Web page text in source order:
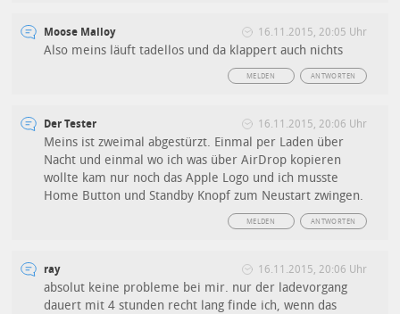
Moose Malloy 16.11.2015, 20:05 Uhr
Also meins läuft tadellos und da klappert auch nichts
ANTWORTEN
MELDEN
Der Tester 16.11.2015, 20:06 Uhr
Meins ist zweimal abgestürzt. Einmal per Laden über
Nacht und einmal wo ich was über AirDrop kopieren
wollte kam nur noch das Apple Logo und ich musste
Home Button und Standby Knopf zum Neustart zwingen.
ANTWORTEN
MELDEN
ray 16.11.2015, 20:06 Uhr
absolut keine probleme bei mir. nur der ladevorgang
dauert mit 4 stunden recht lang finde ich, wenn das